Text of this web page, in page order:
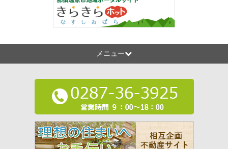
メニュー